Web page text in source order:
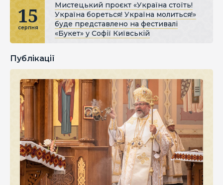
15
серпня
Мистецький проєкт «Україна стоїть!
Україна бореться! Україна молиться!»
буде представлено на фестивалі
«Букет» у Софії Київській
Публікації